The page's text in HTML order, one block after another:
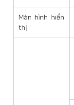
Màn hình hiển
thị